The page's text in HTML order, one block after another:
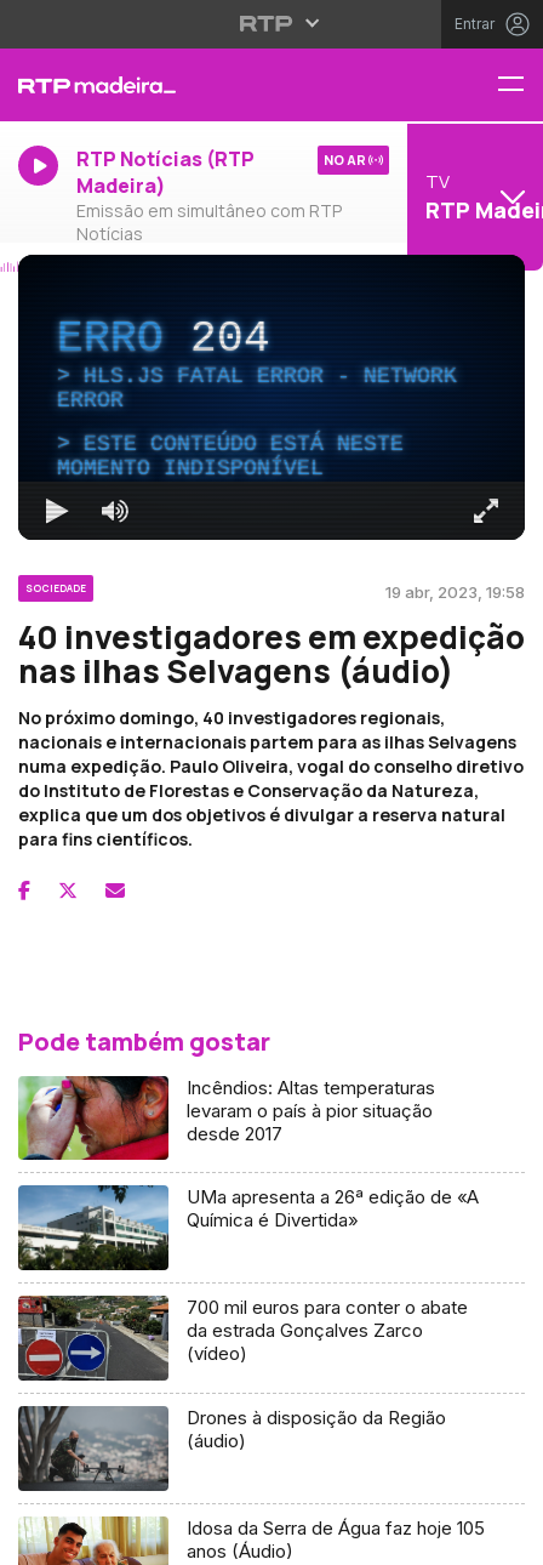
Entrar
RTP Notícias (RTP
Madeira)
Emissão em simultâneo com RTP
Notícias
NO AR
TV
RTP
ERRO204
HLS.JS FATAL ERROR - NETWORK
ERROR
ESTE CONTEÚDO ESTÁ NESTE
MOMENTO INDISPONÍVEL
SOCIEDADE 19 abr, 2023, 19:58
40 investigadores em expedição
nas ilhas Selvagens (áudio)
No próximo domingo, 40 investigadores regionais,
nacionais e internacionais partem para as ilhas Selvagens
numa expedição. Paulo Oliveira, vogal do conselho diretivo
do Instituto de Florestas e Conservação da Natureza,
explica que um dos objetivos é divulgar a reserva natural
para fins científicos.
Pode também gostar
Incêndios: Altas temperaturas
levaram o país à pior situação
desde 2017
UMa apresenta a 26ª edição de «A
Química é Divertida»
700 mil euros para conter o abate
da estrada Gonçalves Zarco
(vídeo)
Drones à disposição da Região
(áudio)
Idosa da Serra de Água faz hoje 105
anos (Áudio)